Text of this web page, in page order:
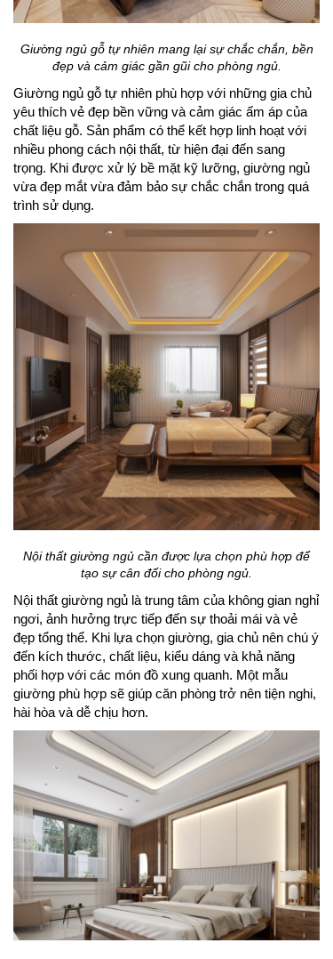
Giường ngủ gỗ tự nhiên mang lại sự chắc chắn, bền
đẹp và cảm giác gần gũi cho phòng ngủ.
Giường ngủ gỗ tự nhiên phù hợp với những gia chủ
yêu thích vẻ đẹp bền vững và cảm giác ấm áp của
chất liệu gỗ. Sản phẩm có thể kết hợp linh hoạt với
nhiều phong cách nội thất, từ hiện đại đến sang
trọng. Khi được xử lý bề mặt kỹ lưỡng, giường ngủ
vừa đẹp mắt vừa đảm bảo sự chắc chắn trong quá
trình sử dụng.
Nội thất giường ngủ cần được lựa chọn phù hợp để
tạo sự cân đối cho phòng ngủ.
Nội thất giường ngủ là trung tâm của không gian nghỉ
ngơi, ảnh hưởng trực tiếp đến sự thoải mái và vẻ
đẹp tổng thể. Khi lựa chọn giường, gia chủ nên chú ý
đến kích thước, chất liệu, kiểu dáng và khả năng
phối hợp với các món đồ xung quanh. Một mẫu
giường phù hợp sẽ giúp căn phòng trở nên tiện nghi,
hài hòa và dễ chịu hơn.